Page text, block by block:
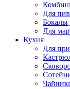
Для
Бокалы
Для
Кухня
Для